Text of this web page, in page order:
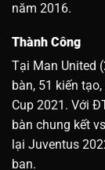
năm 2016.
Thành Công
Tại Man United
bàn, 51 kiến
Cup 2021. Với
bàn chung kết
lại Juventus
ban.